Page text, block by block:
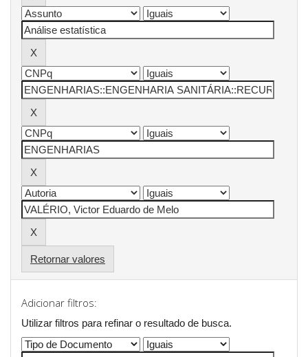
Retornar valores
Adicionar filtros:
Utilizar filtros para refinar o resultado de busca.